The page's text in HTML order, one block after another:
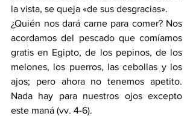
la vista, se queja «de sus desgracias».
¿Quién nos dará carne para comer? Nos
acordamos del pescado que comíamos
gratis en Egipto, de los pepinos, de los
melones, los puerros, las cebollas y los
ajos; pero ahora no tenemos apetito.
Nada hay para nuestros ojos excepto
este maná (vv. 4-6).